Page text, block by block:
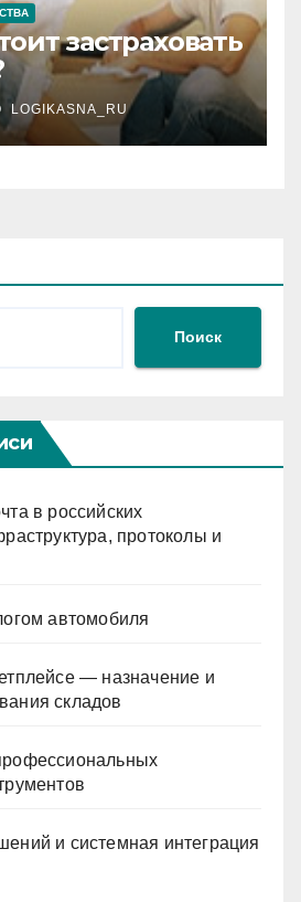
застраховать
LOGIKASNA_RU
Поиск
в российских
протоколы и
автомобиля
— назначение и
складов
и системная интеграция